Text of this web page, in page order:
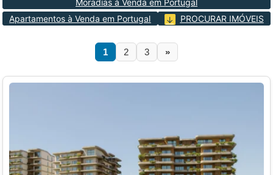
Moradias à Venda em Portugal
Apartamentos à Venda em Portugal
PROCURAR IMÓVEIS
1 2 3 »